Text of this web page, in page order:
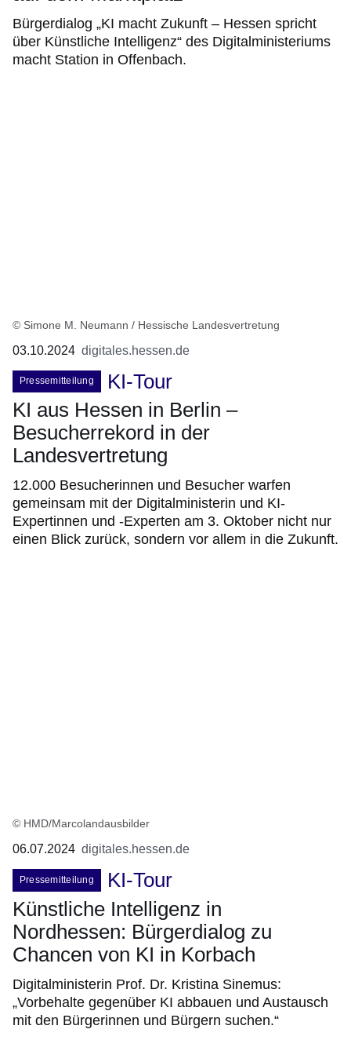
Bürgerdialog „KI macht Zukunft – Hessen spricht
über Künstliche Intelligenz“ des Digitalministeriums
macht Station in Offenbach.
© Simone M. Neumann / Hessische Landesvertretung
03.10.2024 digitales.hessen.de
Pressemitteilung
KI-Tour
KI aus Hessen in Berlin –
Besucherrekord in der
Landesvertretung
12.000 Besucherinnen und Besucher warfen
gemeinsam mit der Digitalministerin und KI-
Expertinnen und -Experten am 3. Oktober nicht nur
einen Blick zurück, sondern vor allem in die Zukunft.
© HMD/Marcolandausbilder
06.07.2024 digitales.hessen.de
Pressemitteilung
KI-Tour
Künstliche Intelligenz in
Nordhessen: Bürgerdialog zu
Chancen von KI in Korbach
Digitalministerin Prof. Dr. Kristina Sinemus:
„Vorbehalte gegenüber KI abbauen und Austausch
mit den Bürgerinnen und Bürgern suchen.“